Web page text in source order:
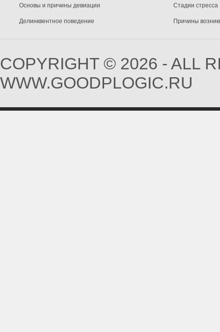
Основы и причины девиации
Делинквентное поведение
Стадии стресса
Причины
COPYRIGHT © 2026 - ALL
WWW.GOODPLOGIC.RU